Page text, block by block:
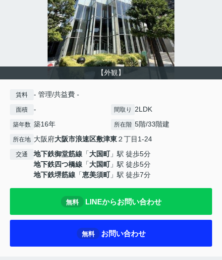
【外観】
賃料 - 管理/共益費 -
面積 - 間取り 2LDK
築年数 築16年 所在階 5階/33階建
所在地 大阪府大阪市浪速区敷津東２丁目1-24
交通 地下鉄御堂筋線 「大国町」駅 徒歩5分
地下鉄四つ橋線 「大国町」駅 徒歩5分
地下鉄堺筋線 「恵美須町」駅 徒歩7分
無料 LINEからお問い合わせ
無料 お問い合わせ